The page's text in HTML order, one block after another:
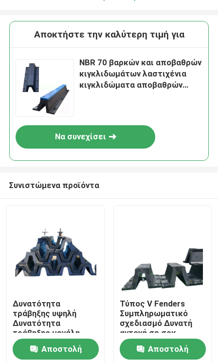
Προϊόντα
Βίντεο
Αποκτήστε την καλύτερη τιμή για
NBR 70 βαρκών και αποβαθρών
κιγκλιδωμάτων λαστιχένια
κιγκλιδώματα αποβαθρών
Να συνεχίσει
Συνιστώμενα προϊόντα
Δυνατότητα
τράβηξης υψηλή
Δυνατότητα
τράβηξης μεγάλη
διάρκεια ζωής
Αποστολή
Τύπος V Fenders
Συμπληρωματικό
σχεδιασμό Δυνατή
αντοχή σε σοκ
Αντίσταση σε
καιρικές συνθήκες
Αποστολή